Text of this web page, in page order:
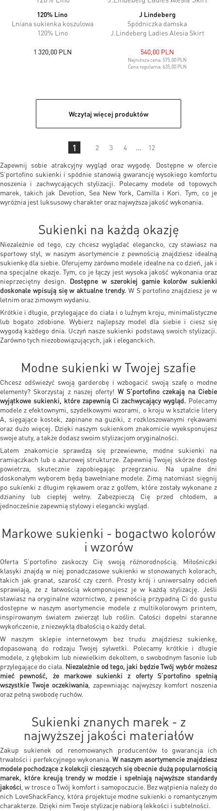
120% Lino
Lniana sukienka koszulowa
120% Lino
1 320,00 PLN
J Lindeberg
Spódniczka damska
J.Lindeberg Ladies Alesia Skirt
540,00 PLN
Najniższa cena: 575,00 PLN
Cena regularna:635,00 PLN
Wczytaj więcej produktów
1 2 3 4 ...
12
Zapewnij sobie atrakcyjny wygląd oraz wygodę. Dostępne w ofercie
S’portofino sukienki i spódnie stanowią gwarancję wysokiego komfortu
noszenia i zachwycających stylizacji. Polecamy modele od topowych
marek, takich jak Devotion, Sea New York, Camilla i Kori. Tym, co je
wyróżnia jest luksusowy charakter oraz najwyższa jakość wykonania.
Sukienki na każdą okazję
Niezależnie od tego, czy chcesz wyglądać elegancko, czy stawiasz na
sportowy styl, w naszym asortymencie z pewnością znajdziesz idealną
sukienkę dla siebie. Oferujemy zarówno modele idealne na co dzień, jak i
na specjalne okazje. Tym, co je łączy jest wysoka jakość wykonania oraz
nieprzeciętny design. Dostępne w szerokiej gamie kolorów sukienki
doskonale wpisują się w aktualne trendy. W S’portofino znajdziesz je w
letnim oraz zimowym wydaniu.
Krótkie i długie, przylegające do ciała i o luźnym kroju, minimalistyczne
lub bogato zdobione. Wybierz najlepszy model dla siebie i ciesz się
wygodą każdego dnia. Uczyń nasze sukienki podstawą swoich stylizacji.
Zarówno tych niezobowiązujących, jak i eleganckich.
Modne sukienki w Twojej szafie
Chcesz odświeżyć swoją garderobę i wzbogacić swoją szafę o modne
elementy? Skorzystaj z naszej oferty! W S’portofino czekają na Ciebie
wyjątkowe sukienki, które zapewnią Ci zachwycający wygląd. Polecamy
modele z efektownymi, szydełkowymi wzorami, o kroju w kształcie litery
A, sięgające kostek, zapinane na guziki, z rozkloszowanymi rękawami
oraz dużo więcej. Dzięki naszym sukienkom znakomicie wyeksponujesz
swoje atuty, a także dodasz swoim stylizacjom oryginalności.
Latem znakomicie sprawdzą się przewiewne, modne sukienki na
ramiączkach lub o ażurowej strukturze. Zapewnią Twojej skórze dostęp
powietrza, skutecznie zapobiegając przegrzaniu. Na upalne dni
doskonałym wyborem będą bawełniane modele. Zimą natomiast sięgnij
po sukienki z długim rękawem oraz z golfem, które zostały wykonane z
dzianiny lub ciepłej wełny. Zabezpieczą Cię przed chłodem, a
jednocześnie zapewnią stylowy i elegancki wygląd.
Markowe sukienki - bogactwo kolorów
i wzorów
Oferta S’portofino zaskoczy Cię swoją różnorodnością. Miłośniczki
klasyki znajdą w niej ponadczasowe sukienki w stonowanych kolorach,
takich jak granat, szarość czy czerń. Prosty krój i uniwersalny odcień
sprawiają, że z łatwością wkomponujesz je w każdą stylizację. Jeśli
stawiasz na oryginalne wzornictwo, z pewnością przypadną Ci do gustu
dostępne w naszym asortymencie modele z multikolorowym printem,
inspirowanym światem zwierząt lub roślin. Całości dopełni staranne
wykończenie, z niezwykłą dbałością o każdy detal.
W naszym sklepie internetowym bez trudu znajdziesz sukienkę,
dopasowaną do rodzaju Twojej sylwetki. Polecamy krótkie i długie
modele, z głębokim lub niewielkim dekoltem, o swobodnym fasonie lub
przylegające do ciała. Niezależnie od tego, jaki będzie Twój wybór możesz
mieć pewność, że markowe sukienki z oferty S’portofino spełnią
wszystkie Twoje oczekiwania , zapewniając najwyższy komfort noszenia
oraz pełną swobodę ruchów.
Sukienki znanych marek - z
najwyższej jakości materiałów
Zakup sukienek od renomowanych producentów to gwarancja ich
trwałości i perfekcyjnego wykonania.W naszym asortymencie znajdziesz
modele pochodzące z kolekcji cieszących się obecnie dużą popularnością
marek, które kreują trendy w modzie i spełniają najwyższe standardy
jakości , w trosce o Twój komfort i samopoczucie. Bez wątpienia należy do
nich LoveShackFancy, która projektuje modne sukienki o romantycznym
charakterze. Dzięki nim Twoje stylizacje nabiorą lekkości i subtelności.